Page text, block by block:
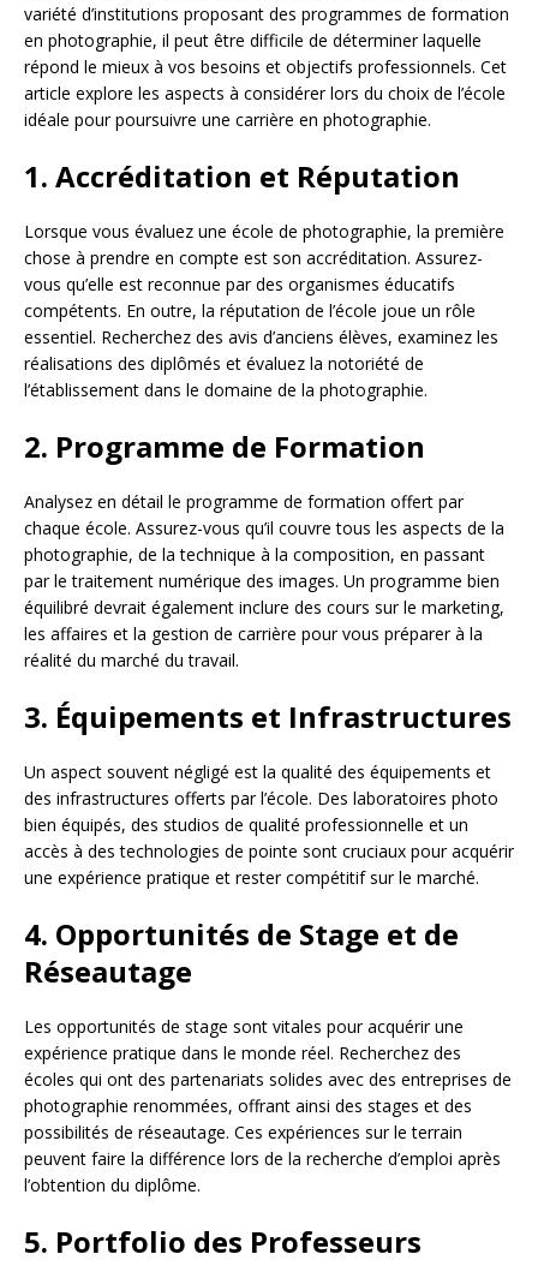
variété d’institutions proposant des programmes de formation
en photographie, il peut être difficile de déterminer laquelle
répond le mieux à vos besoins et objectifs professionnels. Cet
article explore les aspects à considérer lors du choix de l’école
idéale pour poursuivre une carrière en photographie.
1. Accréditation et Réputation
Lorsque vous évaluez une école de photographie, la première
chose à prendre en compte est son accréditation. Assurez-
vous qu’elle est reconnue par des organismes éducatifs
compétents. En outre, la réputation de l’école joue un rôle
essentiel. Recherchez des avis d’anciens élèves, examinez les
réalisations des diplômés et évaluez la notoriété de
l’établissement dans le domaine de la photographie.
2. Programme de Formation
Analysez en détail le programme de formation offert par
chaque école. Assurez-vous qu’il couvre tous les aspects de la
photographie, de la technique à la composition, en passant
par le traitement numérique des images. Un programme bien
équilibré devrait également inclure des cours sur le marketing,
les affaires et la gestion de carrière pour vous préparer à la
réalité du marché du travail.
3. Équipements et Infrastructures
Un aspect souvent négligé est la qualité des équipements et
des infrastructures offerts par l’école. Des laboratoires photo
bien équipés, des studios de qualité professionnelle et un
accès à des technologies de pointe sont cruciaux pour acquérir
une expérience pratique et rester compétitif sur le marché.
4. Opportunités de Stage et de
Réseautage
Les opportunités de stage sont vitales pour acquérir une
expérience pratique dans le monde réel. Recherchez des
écoles qui ont des partenariats solides avec des entreprises de
photographie renommées, offrant ainsi des stages et des
possibilités de réseautage. Ces expériences sur le terrain
peuvent faire la différence lors de la recherche d’emploi après
l’obtention du diplôme.
5. Portfolio des Professeurs